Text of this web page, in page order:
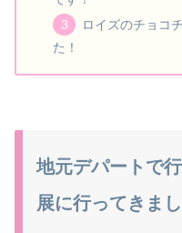
ロイズのチョコ
た！
地元デパートで
展に行ってきまし